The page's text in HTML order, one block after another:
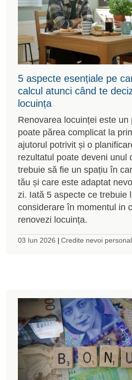
5 aspecte esențiale pe
calcul atunci când te
locuința
Renovarea locuinței este un
poate părea complicat la
ajutorul potrivit și o
rezultatul poate deveni unul
trebuie să fie un spațiu în
tău și care este adaptat
zi. Iată 5 aspecte ce trebuie
considerare în momentul in
renovezi locuința.
03 Iun 2026 Credite nevoi